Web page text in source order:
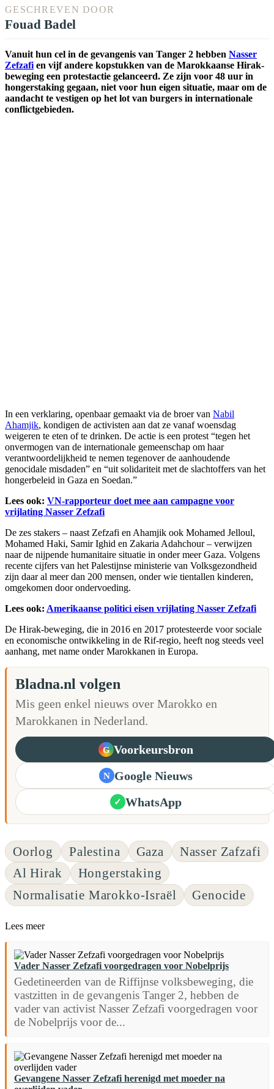
GESCHREVEN DOOR
Fouad Badel
Vanuit hun cel in de gevangenis van Tanger 2 hebben Nasser
Zefzafi en vijf andere kopstukken van de Marokkaanse Hirak-
beweging een protestactie gelanceerd. Ze zijn voor 48 uur in
hongerstaking gegaan, niet voor hun eigen situatie, maar om de
aandacht te vestigen op het lot van burgers in internationale
conflictgebieden.
In een verklaring, openbaar gemaakt via de broer van Nabil
Ahamjik, kondigen de activisten aan dat ze vanaf woensdag
weigeren te eten of te drinken. De actie is een protest “tegen het
onvermogen van de internationale gemeenschap om haar
verantwoordelijkheid te nemen tegenover de aanhoudende
genocidale misdaden” en “uit solidariteit met de slachtoffers van het
hongerbeleid in Gaza en Soedan.”
Lees ook: VN-rapporteur doet mee aan campagne voor
vrijlating Nasser Zefzafi
De zes stakers – naast Zefzafi en Ahamjik ook Mohamed Jelloul,
Mohamed Haki, Samir Ighid en Zakaria Adahchour – verwijzen
naar de nijpende humanitaire situatie in onder meer Gaza. Volgens
recente cijfers van het Palestijnse ministerie van Volksgezondheid
zijn daar al meer dan 200 mensen, onder wie tientallen kinderen,
omgekomen door ondervoeding.
Lees ook: Amerikaanse politici eisen vrijlating Nasser Zefzafi
De Hirak-beweging, die in 2016 en 2017 protesteerde voor sociale
en economische ontwikkeling in de Rif-regio, heeft nog steeds veel
aanhang, met name onder Marokkanen in Europa.
Bladna.nl volgen
Mis geen enkel nieuws over Marokko en
Marokkanen in Nederland.
G Voorkeursbron
N Google Nieuws
✓ WhatsApp
Oorlog Palestina Gaza
Nasser Zafzafi
Al Hirak
Hongerstaking
Normalisatie Marokko-Israël
Genocide
Lees meer
Vader Nasser Zefzafi voorgedragen voor Nobelprijs
Gedetineerden van de Riffijnse volksbeweging, die
vastzitten in de gevangenis Tanger 2, hebben de
vader van activist Nasser Zefzafi voorgedragen voor
de Nobelprijs voor de...
Gevangene Nasser Zefzafi herenigd met moeder na